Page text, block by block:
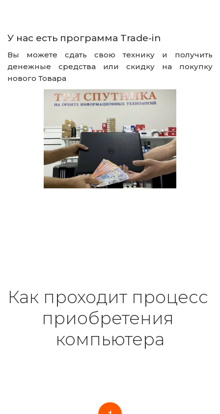
У нас есть программа Trade-in
Вы можете сдать свою технику и получить
денежные средства или скидку на покупку
нового Товара
Как проходит процесс
приобретения
компьютера